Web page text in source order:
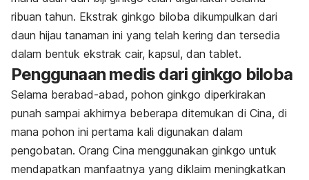
ribuan tahun. Ekstrak ginkgo biloba dikumpulkan dari
daun hijau tanaman ini yang telah kering dan tersedia
dalam bentuk ekstrak cair, kapsul, dan tablet.
Penggunaan medis dari ginkgo biloba
Selama berabad-abad, pohon ginkgo diperkirakan
punah sampai akhirnya beberapa ditemukan di Cina, di
mana pohon ini pertama kali digunakan dalam
pengobatan. Orang Cina menggunakan ginkgo untuk
mendapatkan manfaatnya yang diklaim meningkatkan